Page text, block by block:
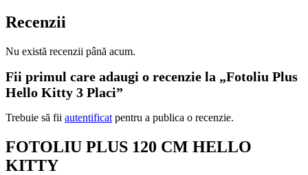
Recenzii
Nu există recenzii până acum.
Fii primul care adaugi o recenzie la „Fotoliu Plus
Hello Kitty 3 Placi”
Trebuie să fii autentificat pentru a publica o recenzie.
FOTOLIU PLUS 120 CM HELLO
KITTY